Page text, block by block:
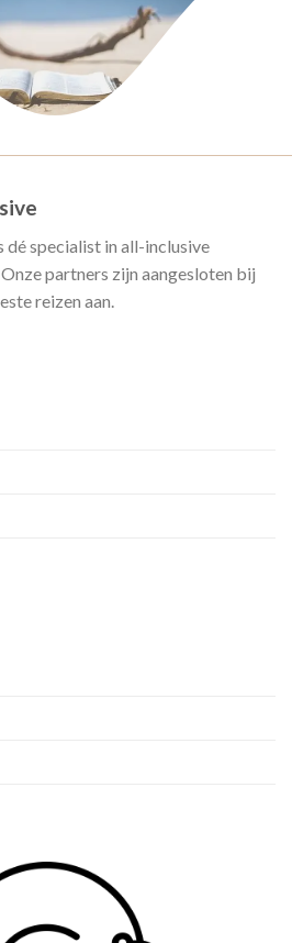
dé specialist in all-inclusive
partners zijn aangesloten bij
reizen aan.